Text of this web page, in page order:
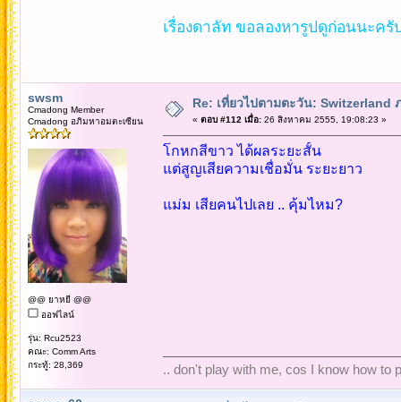
เรื่องดาลัท ขอลองหารูปดูก่อนนะครั
swsm
Cmadong Member
Cmadong อภิมหาอมตะเซียน
@@ ยาหยี @@
ออฟไลน์
รุ่น: Rcu2523
คณะ: Comm Arts
กระทู้: 28,369
Re: เที่ยวไปตามตะวัน: Switzerland
« ตอบ #112 เมื่อ:26 สิงหาคม 2555, 19:08:23 »
โกหกสีขาว ได้ผลระยะสั้น
แต่สูญเสียความเชื่อมั่น ระยะยาว
แม่ม เสียคนไปเลย .. คุ้มไหม?
.. don't play with me, cos I know how to